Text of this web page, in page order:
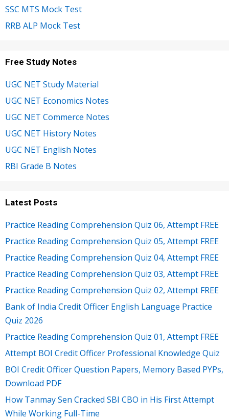
SSC MTS Mock Test
RRB ALP Mock Test
Free Study Notes
UGC NET Study Material
UGC NET Economics Notes
UGC NET Commerce Notes
UGC NET History Notes
UGC NET English Notes
RBI Grade B Notes
Latest Posts
Practice Reading Comprehension Quiz 06, Attempt FREE
Practice Reading Comprehension Quiz 05, Attempt FREE
Practice Reading Comprehension Quiz 04, Attempt FREE
Practice Reading Comprehension Quiz 03, Attempt FREE
Practice Reading Comprehension Quiz 02, Attempt FREE
Bank of India Credit Officer English Language Practice
Quiz 2026
Practice Reading Comprehension Quiz 01, Attempt FREE
Attempt BOI Credit Officer Professional Knowledge Quiz
BOI Credit Officer Question Papers, Memory Based PYPs,
Download PDF
How Tanmay Sen Cracked SBI CBO in His First Attempt
While Working Full-Time